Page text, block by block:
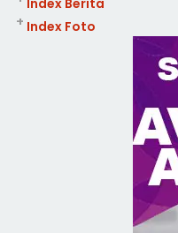
Index Berita
Index Foto
+